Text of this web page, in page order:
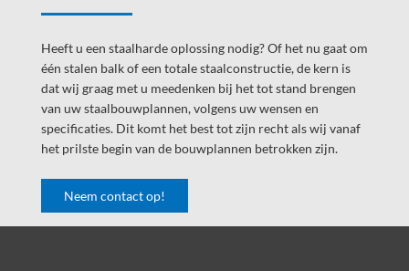
Heeft u een staalharde oplossing nodig? Of het nu gaat om
één stalen balk of een totale staalconstructie, de kern is
dat wij graag met u meedenken bij het tot stand brengen
van uw staalbouwplannen, volgens uw wensen en
specificaties. Dit komt het best tot zijn recht als wij vanaf
het prilste begin van de bouwplannen betrokken zijn.
Neem contact op!